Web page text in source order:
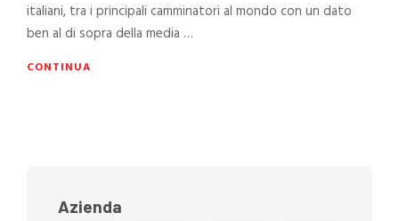
italiani, tra i principali camminatori al mondo con un dato
ben al di sopra della media …
CONTINUA
Azienda